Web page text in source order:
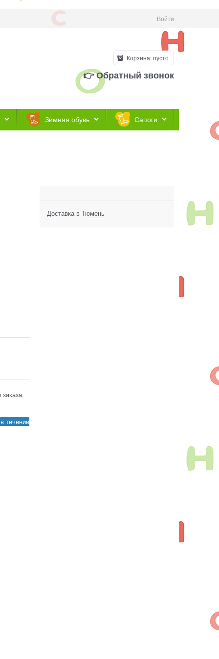
Войти
Корзина:пусто
👉 Обратный звонок
Зимняя обувь Сапоги
течении
Доставка в Тюмень